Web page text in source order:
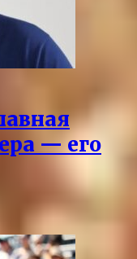
— его